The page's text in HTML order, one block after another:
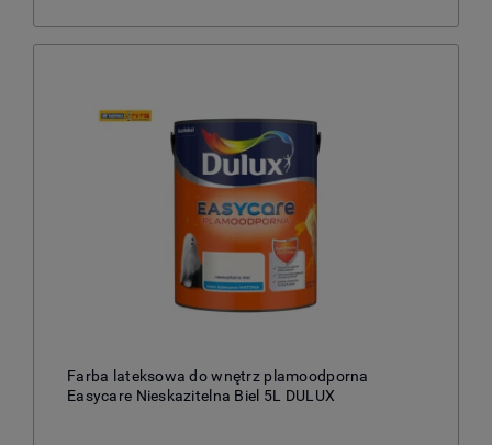
Farba lateksowa do wnętrz plamoodporna
Easycare Nieskazitelna Biel 5L DULUX